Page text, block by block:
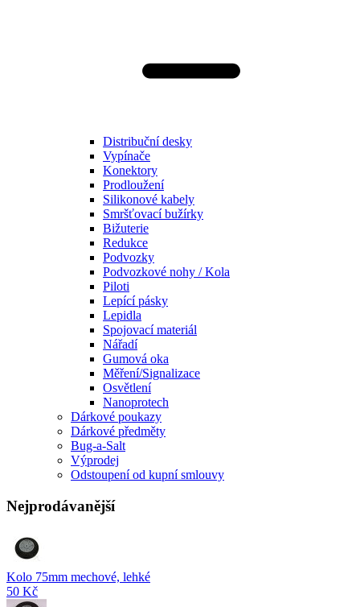
Distribuční desky
Vypínače
Konektory
Prodloužení
Silikonové kabely
Smršťovací bužírky
Bižuterie
Redukce
Podvozky
Podvozkové nohy / Kola
Piloti
Lepící pásky
Lepidla
Spojovací materiál
Nářadí
Gumová oka
Měření/Signalizace
Osvětlení
Nanoprotech
Dárkové poukazy
Dárkové předměty
Bug-a-Salt
Výprodej
Odstoupení od kupní smlouvy
Nejprodávanější
Kolo 75mm mechové, lehké
50 Kč